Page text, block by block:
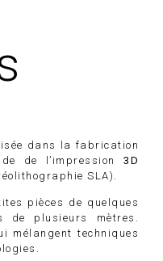
dans la fabrication
de l’impression 3D
SLA).
pièces de quelques
de plusieurs mètres.
mélangent techniques